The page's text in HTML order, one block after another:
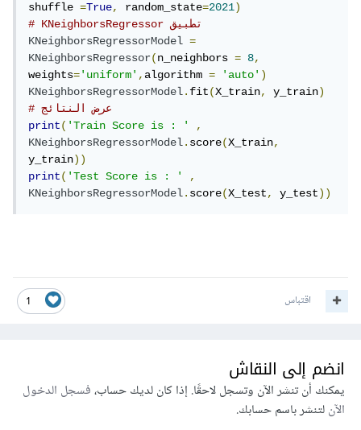
shuffle =True, random_state=2021)
KNeighborsRegressorModel
=
KNeighborsRegressor(n_neighbors = 8,
weights='uniform',algorithm = 'auto')
KNeighborsRegressorModel.fit(X_train, y_train)
# عرض النتائج
print('Train Score is : '
,
KNeighborsRegressorModel.score(X_train,
y_train))
print('Test Score is : '
,
KNeighborsRegressorModel.score(X_test, y_test))
1 اقتباس
انضم إلى النقاش
يمكنك أن تنشر الآن وتسجل لاحقًا. إذا كان لديك حساب،فسجل الدخول
الآنلتنشر باسم حسابك.